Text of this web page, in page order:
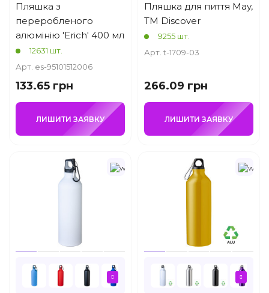
Пляшка з
переробленого
алюмінію 'Erich' 400 мл
12631 шт.
Арт. es-95101512006
133.65 грн
ЛИШИТИ ЗАЯВКУ
Пляшка для пиття May,
TM Discover
9255 шт.
Арт. t-1709-03
266.09 грн
ЛИШИТИ ЗАЯВКУ